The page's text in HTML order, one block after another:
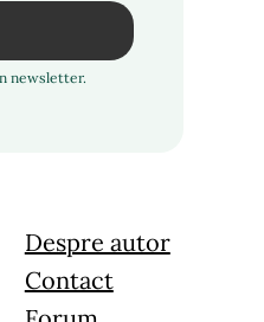
newsletter.
Despre autor
Contact